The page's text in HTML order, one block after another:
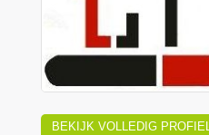
BEKIJK VOLLEDIG